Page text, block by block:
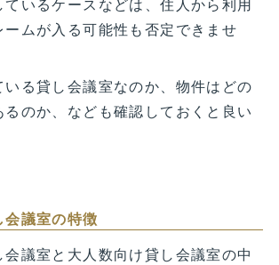
いるケースなどは、住人から利用
ムが入る可能性も否定できませ
る貸し会議室なのか、物件はどの
のか、なども確認しておくと良い
議室の特徴
議室と大人数向け貸し会議室の中